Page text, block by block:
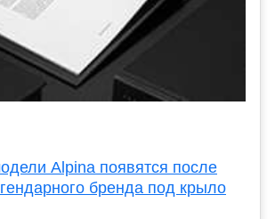
Alpina появятся после
бренда под крыло